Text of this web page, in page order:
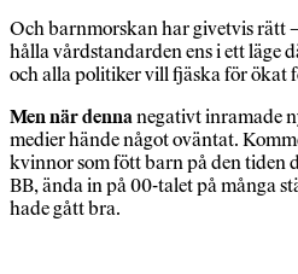
Och barnmorskan har givetvis rätt
hålla vårdstandarden ens i ett läge
och alla politiker vill fjäska för ökat
Men när dennanegativt inramade
medier hände något oväntat.
kvinnor som fött barn på den tiden
BB, ända in på 00-talet på många
hade gått bra.